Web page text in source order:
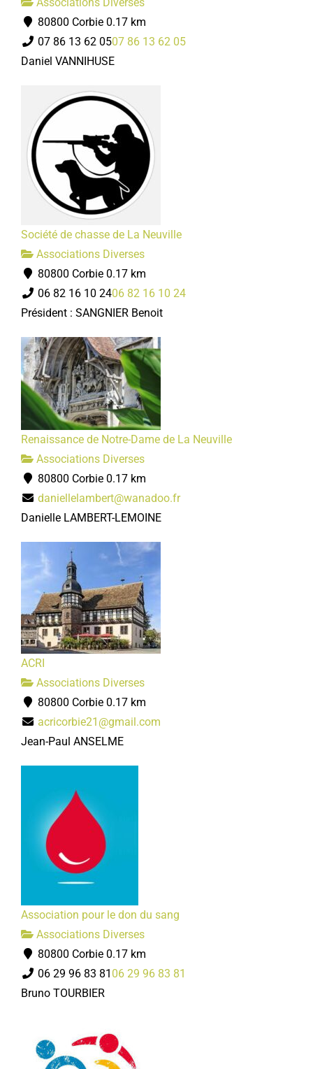
80800 Corbie 0.17 km
07 86 13 62 0507 86 13 62 05
Daniel VANNIHUSE
Société de chasse de La Neuville
Associations Diverses
80800 Corbie 0.17 km
06 82 16 10 2406 82 16 10 24
Président : SANGNIER Benoit
Renaissance de Notre-Dame de La Neuville
Associations Diverses
80800 Corbie 0.17 km
daniellelambert@wanadoo.fr
Danielle LAMBERT-LEMOINE
ACRI
Associations Diverses
80800 Corbie 0.17 km
acricorbie21@gmail.com
Jean-Paul ANSELME
Association pour le don du sang
Associations Diverses
80800 Corbie 0.17 km
06 29 96 83 81 06 29 96 83 81
Bruno TOURBIER